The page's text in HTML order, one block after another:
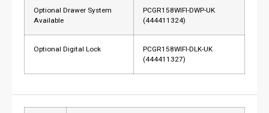
Optional Drawer System
Available
PCGR158WIFI-DWP-UK
(444411324)
Optional Digital Lock
PCGR158WIFI-DLK-UK
(444411327)